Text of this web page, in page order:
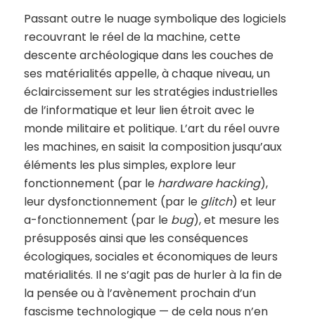
Passant outre le nuage symbolique des logiciels
recouvrant le réel de la machine, cette
descente archéologique dans les couches de
ses matérialités appelle, à chaque niveau, un
éclaircissement sur les stratégies industrielles
de l’informatique et leur lien étroit avec le
monde militaire et politique. L’art du réel ouvre
les machines, en saisit la composition jusqu’aux
éléments les plus simples, explore leur
fonctionnement (par le hardware hacking),
leur dysfonctionnement (par le glitch) et leur
a-fonctionnement (par le bug), et mesure les
présupposés ainsi que les conséquences
écologiques, sociales et économiques de leurs
matérialités. Il ne s’agit pas de hurler à la fin de
la pensée ou à l’avènement prochain d’un
fascisme technologique — de cela nous n’en